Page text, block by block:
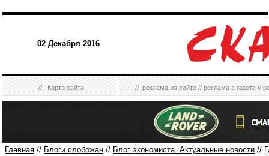
02 Декабря 2016
//Карта сайта //реклама на сайте//реклама в газете//
Главная // Блоги слобожан // Блог экономиста. Актуальные новости //